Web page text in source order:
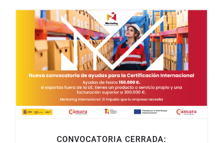
CONVOCATORIA CERRADA: